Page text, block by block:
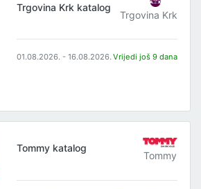
Trgovina Krk katalog
Trgovina Krk
01.08.2026. - 16.08.2026. Vrijedi još 9 dana
Tommy katalog
Tommy